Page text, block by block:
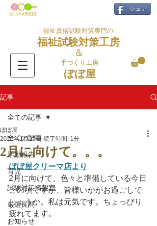
シェア
福祉資格試験対策専門の
福祉試験対策工房
＆
手づくり工房
ぼぼ屋
記事
全ての記事
活動報告
育児
試験対策情報室
厳選良問
お知らせ
全ての記事
2月に向けて。。。
ぼぼ屋
2025年1月27日 読了時間: 1分
ぼぼ屋クリーマ店より
2月に向けて、色々と準備している今日
この頃ですが、皆様いかがお過ごしで
しょうか。私は元気です。ちょっぴり
疲れてます。